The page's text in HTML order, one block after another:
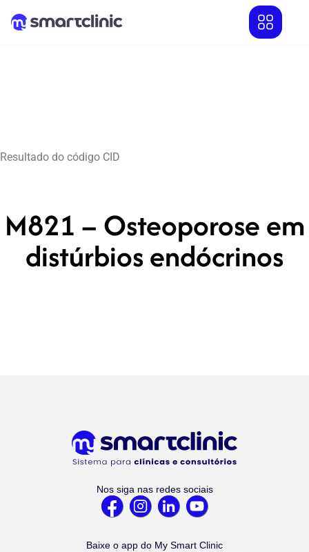
Resultado do código CID
M821 – Osteoporose em
distúrbios endócrinos
Nos siga nas redes sociais
Baixe o app do My Smart Clinic